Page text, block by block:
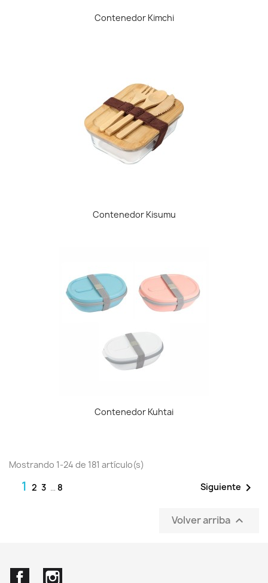
Contenedor Kimchi
Contenedor Kisumu
Contenedor Kuhtai
Mostrando 1-24 de 181 artículo(s)
1 2 3 … 8 Siguiente 
Volver arriba 
Facebook